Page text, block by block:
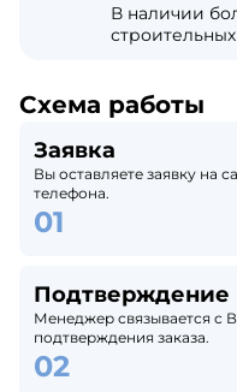
В наличии
Схема работы
Заявка
Вы оставляете заявку на
телефона.
Подтверждение
Менеджер связывается с
подтверждения заказа.